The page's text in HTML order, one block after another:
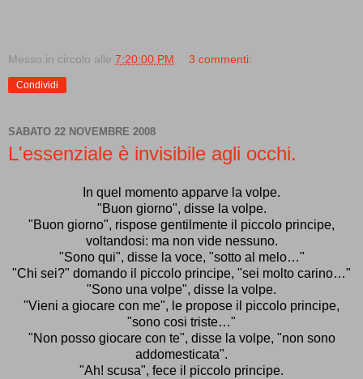
Messo in circolo alle 7:20:00 PM 3 commenti:
Condividi
SABATO 22 NOVEMBRE 2008
L'essenziale è invisibile agli occhi.
In quel momento apparve la volpe.
"Buon giorno", disse la volpe.
"Buon giorno", rispose gentilmente il piccolo principe,
voltandosi: ma non vide nessuno.
"Sono qui", disse la voce, "sotto al melo…"
"Chi sei?" domando il piccolo principe, "sei molto carino…"
"Sono una volpe", disse la volpe.
"Vieni a giocare con me", le propose il piccolo principe,
"sono cosi triste…"
"Non posso giocare con te", disse la volpe, "non sono
addomesticata".
"Ah! scusa", fece il piccolo principe.